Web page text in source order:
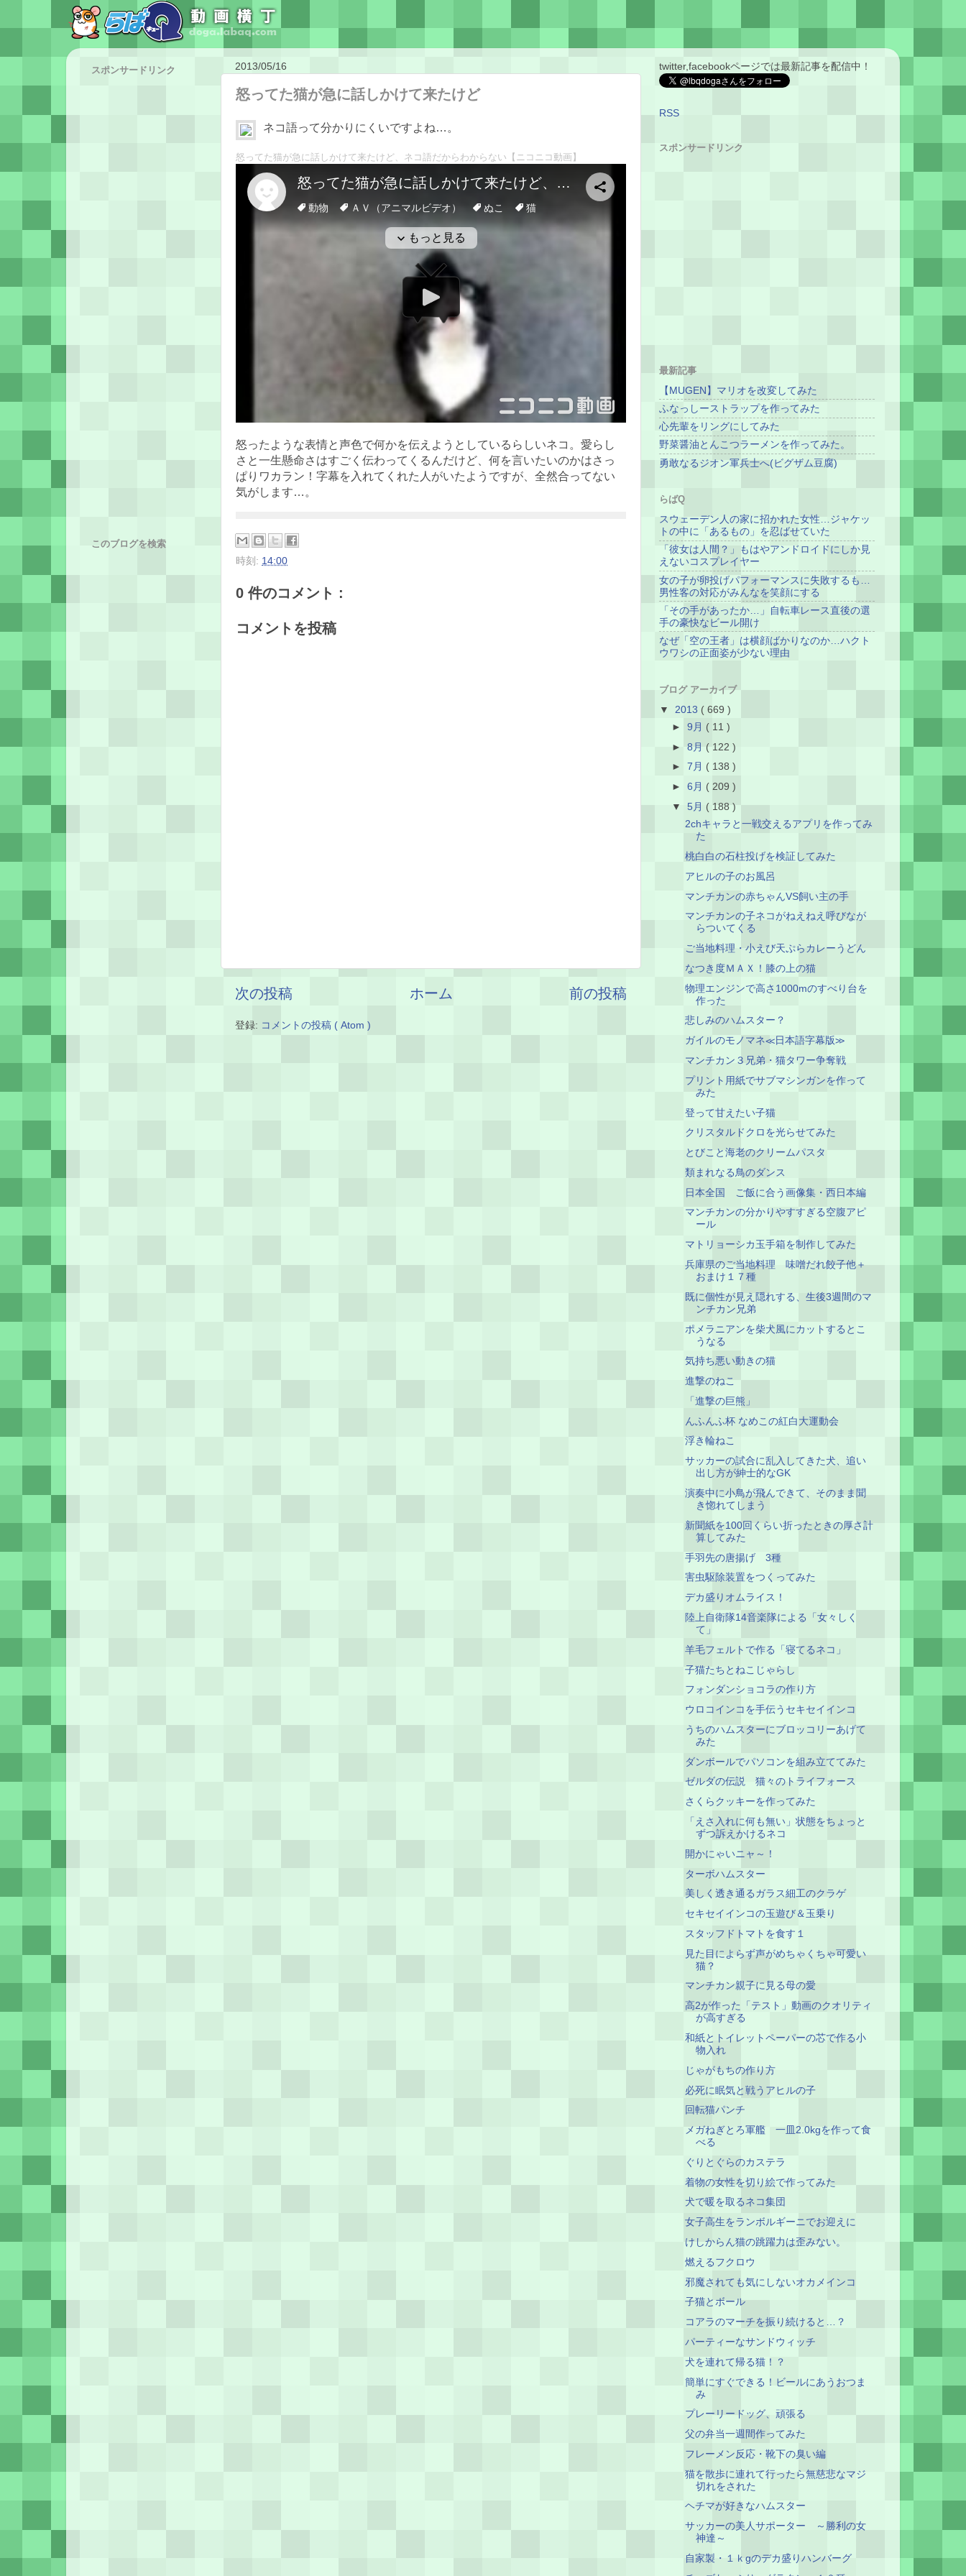
2013/05/16
怒ってた猫が急に話しかけて来たけど
ネコ語って分かりにくいですよね…。
怒ってた猫が急に話しかけて来たけど、ネコ語だからわからない 【ニコニコ動画】
怒ったような表情と声色で何かを伝えようとしているらしいネコ。愛らし
さと一生懸命さはすごく伝わってくるんだけど、何を言いたいのかはさっ
ぱりワカラン！字幕を入れてくれた人がいたようですが、全然合ってない
気がします…。
時刻: 14:00
0 件のコメント :
コメントを投稿
次の投稿 前の投稿
ホーム
登録: コメントの投稿 ( Atom )
スポンサードリンク
このブログを検索
twitter,facebookページでは最新記事を配信中！
RSS
スポンサードリンク
最新記事
【MUGEN】マリオを改変してみた
ふなっしーストラップを作ってみた
心先輩をリングにしてみた
野菜醤油とんこつラーメンを作ってみた。
勇敢なるジオン軍兵士へ(ビグザム豆腐)
らばQ
スウェーデン人の家に招かれた女性…ジャケッ
トの中に「あるもの」を忍ばせていた
「彼女は人間？」もはやアンドロイドにしか見
えないコスプレイヤー
女の子が卵投げパフォーマンスに失敗するも…
男性客の対応がみんなを笑顔にする
「その手があったか…」自転車レース直後の選
手の豪快なビール開け
なぜ「空の王者」は横顔ばかりなのか…ハクト
ウワシの正面姿が少ない理由
ブログ アーカイブ
▼ 2013 ( 669 )
►9月 ( 11 )
►8月 ( 122 )
►7月 ( 138 )
►6月 ( 209 )
▼5月 ( 188 )
2chキャラと一戦交えるアプリを作ってみ
た
桃白白の石柱投げを検証してみた
アヒルの子のお風呂
マンチカンの赤ちゃんVS飼い主の手
マンチカンの子ネコがねえねえ呼びなが
らついてくる
ご当地料理・小えび天ぷらカレーうどん
なつき度ＭＡＸ！膝の上の猫
物理エンジンで高さ1000mのすべり台を
作った
悲しみのハムスター？
ガイルのモノマネ≪日本語字幕版≫
マンチカン３兄弟・猫タワー争奪戦
プリント用紙でサブマシンガンを作って
みた
登って甘えたい子猫
クリスタルドクロを光らせてみた
とびこと海老のクリームパスタ
類まれなる鳥のダンス
日本全国 ご飯に合う画像集・西日本編
マンチカンの分かりやすすぎる空腹アピ
ール
マトリョーシカ玉手箱を制作してみた
兵庫県のご当地料理 味噌だれ餃子他＋
おまけ１７種
既に個性が見え隠れする、生後3週間のマ
ンチカン兄弟
ポメラニアンを柴犬風にカットするとこ
うなる
気持ち悪い動きの猫
進撃のねこ
「進撃の巨熊」
んふんふ杯 なめこの紅白大運動会
浮き輪ねこ
サッカーの試合に乱入してきた犬、追い
出し方が紳士的なGK
演奏中に小鳥が飛んできて、そのまま聞
き惚れてしまう
新聞紙を100回くらい折ったときの厚さ計
算してみた
手羽先の唐揚げ 3種
害虫駆除装置をつくってみた
デカ盛りオムライス！
陸上自衛隊14音楽隊による「女々しく
て」
羊毛フェルトで作る「寝てるネコ」
子猫たちとねこじゃらし
フォンダンショコラの作り方
ウロコインコを手伝うセキセイインコ
うちのハムスターにブロッコリーあげて
みた
ダンボールでパソコンを組み立ててみた
ゼルダの伝説 猫々のトライフォース
さくらクッキーを作ってみた
「えさ入れに何も無い」状態をちょっと
ずつ訴えかけるネコ
開かにゃいニャ～！
ターボハムスター
美しく透き通るガラス細工のクラゲ
セキセイインコの玉遊び＆玉乗り
スタッフドトマトを食す１
見た目によらず声がめちゃくちゃ可愛い
猫？
マンチカン親子に見る母の愛
高2が作った「テスト」動画のクオリティ
が高すぎる
和紙とトイレットペーパーの芯で作る小
物入れ
じゃがもちの作り方
必死に眠気と戦うアヒルの子
回転猫パンチ
メガねぎとろ軍艦 一皿2.0kgを作って食
べる
ぐりとぐらのカステラ
着物の女性を切り絵で作ってみた
犬で暖を取るネコ集団
女子高生をランボルギーニでお迎えに
けしからん猫の跳躍力は歪みない。
燃えるフクロウ
邪魔されても気にしないオカメインコ
子猫とボール
コアラのマーチを振り続けると…？
パーティーなサンドウィッチ
犬を連れて帰る猫！？
簡単にすぐできる！ビールにあうおつま
み
プレーリードッグ、頑張る
父の弁当一週間作ってみた
フレーメン反応・靴下の臭い編
猫を散歩に連れて行ったら無慈悲なマジ
切れをされた
ヘチマが好きなハムスター
サッカーの美人サポーター ～勝利の女
神達～
自家製・１ｋgのデカ盛りハンバーグ